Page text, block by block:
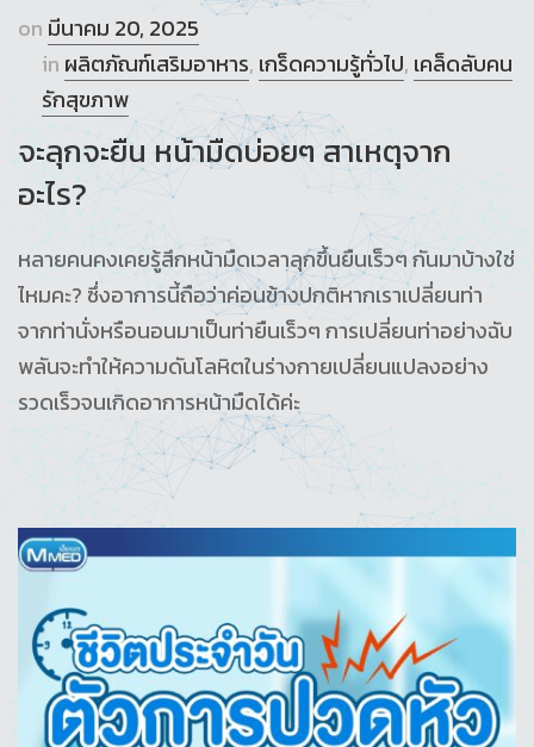
on มีนาคม 20, 2025
in ผลิตภัณฑ์เสริมอาหาร, เกร็ดความรู้ทั่วไป, เคล็ดลับคน
รักสุขภาพ
จะลุกจะยืน หน้ามืดบ่อยๆ สาเหตุจาก
อะไร?
หลายคนคงเคยรู้สึกหน้ามืดเวลาลุกขึ้นยืนเร็วๆ กันมาบ้างใช่
ไหมคะ? ซึ่งอาการนี้ถือว่าค่อนข้างปกติหากเราเปลี่ยนท่า
จากท่านั่งหรือนอนมาเป็นท่ายืนเร็วๆ การเปลี่ยนท่าอย่างฉับ
พลันจะทำให้ความดันโลหิตในร่างกายเปลี่ยนแปลงอย่าง
รวดเร็วจนเกิดอาการหน้ามืดได้ค่ะ